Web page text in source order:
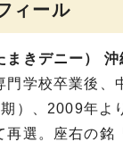
ィール
まきデニー） 沖
門学校卒業後
）、2009年よ
再選。座右の銘